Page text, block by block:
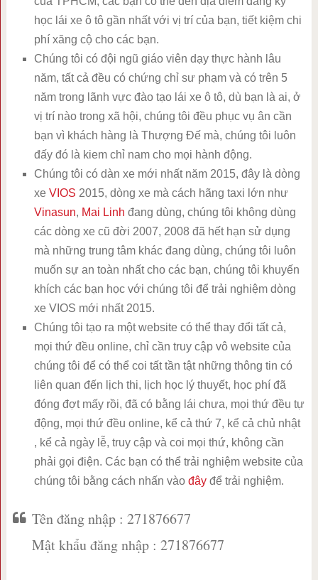
học lái xe ô tô gần nhất với vị trí của bạn, tiết kiệm chi
phí xăng cộ cho các bạn.
Chúng tôi có đội ngũ giáo viên dạy thực hành lâu
năm, tất cả đều có chứng chỉ sư phạm và có trên 5
năm trong lãnh vực đào tạo lái xe ô tô, dù bạn là ai, ở
vị trí nào trong xã hội, chúng tôi đều phục vụ ân cần
bạn vì khách hàng là Thượng Đế mà, chúng tôi luôn
đấy đó là kiem chỉ nam cho mọi hành động.
Chúng tôi có dàn xe mới nhất năm 2015, đây là dòng
xe VIOS 2015, dòng xe mà cách hãng taxi lớn như
Vinasun, Mai Linh đang dùng, chúng tôi không dùng
các dòng xe cũ đời 2007, 2008 đã hết hạn sử dụng
mà những trung tâm khác đang dùng, chúng tôi luôn
muốn sự an toàn nhất cho các bạn, chúng tôi khuyến
khích các bạn học với chúng tôi để trải nghiệm dòng
xe VIOS mới nhất 2015.
Chúng tôi tạo ra một website có thể thay đổi tất cả,
mọi thứ đều online, chỉ cần truy cập vô website của
chúng tôi để có thể coi tất tần tật những thông tin có
liên quan đến lịch thi, lịch học lý thuyết, học phí đã
đóng đợt mấy rồi, đã có bằng lái chưa, mọi thứ đều tự
động, mọi thứ đều online, kể cả thứ 7, kể cả chủ nhật
, kể cả ngày lễ, truy cập và coi mọi thứ, không cần
phải gọi điện. Các bạn có thể trải nghiệm website của
chúng tôi bằng cách nhấn vào đâyđể trải nghiệm.
Tên đăng nhập : 271876677
Mật khẩu đăng nhập : 271876677